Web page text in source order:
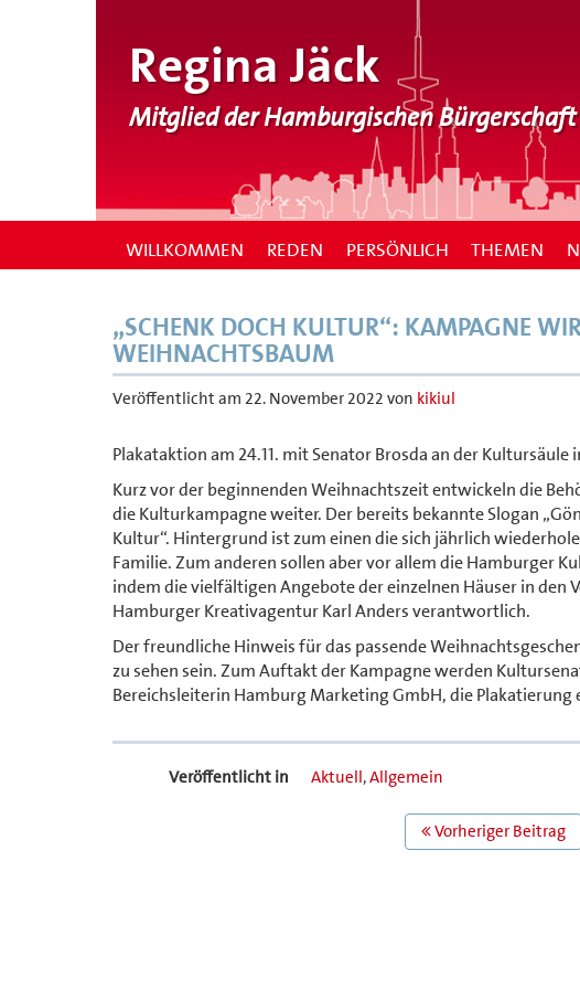
Regina Jäck
Mitglied der Hamburgischen Bürgerschaft
WILLKOMMEN REDEN PERSÖNLICH THEMEN
„SCHENK DOCH KULTUR“: KAMPAGNE
WEIHNACHTSBAUM
Veröffentlicht am 22. November 2022 von kikiul
Plakataktion am 24.11. mit Senator Brosda an der Kultursäule
Kurz vor der beginnenden Weihnachtszeit entwickeln die
die Kulturkampagne weiter. Der bereits bekannte Slogan
Kultur“. Hintergrund ist zum einen die sich jährlich
Familie. Zum anderen sollen aber vor allem die Hamburger
indem die vielfältigen Angebote der einzelnen Häuser in
Hamburger Kreativagentur Karl Anders verantwortlich.
Der freundliche Hinweis für das passende
zu sehen sein. Zum Auftakt der Kampagne werden
Bereichsleiterin Hamburg Marketing GmbH, die
Veröffentlicht in Aktuell,Allgemein
Vorheriger Beitrag